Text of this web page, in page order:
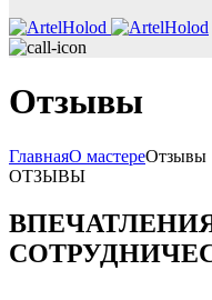
Отзывы
ГлавнаяО мастереОтзывы
ОТЗЫВЫ